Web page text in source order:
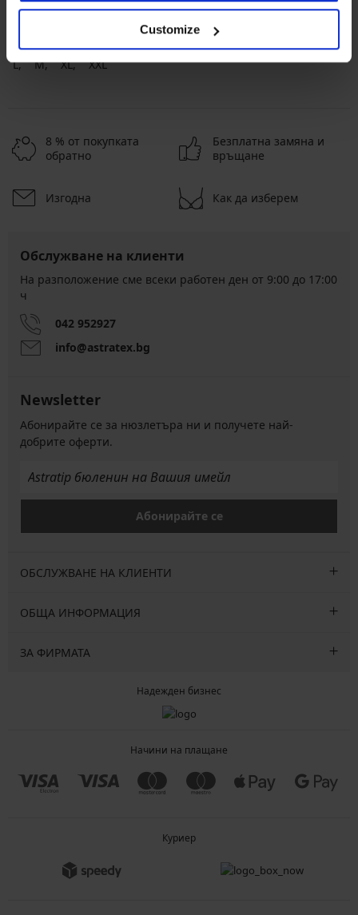
Customize
черно
бежово бяло розово
Най-често избираните размери
L
M XL XXL
8 % от покупката
обратно
Безплатна замяна и
връщане
Изгодна Как да изберем
Обслужване на клиенти
На разположение сме всеки работен ден от 9:00 до 17:00
ч
042 952927
info@astratex.bg
Newsletter
Абонирайте се за нюзлетъра ни и получете най-
добрите оферти.
Абонирайте се
ОБСЛУЖВАНЕ НА КЛИЕНТИ
ОБЩА ИНФОРМАЦИЯ
ЗА ФИРМАТА
Надежден бизнес
Начини на плащане
Куриер